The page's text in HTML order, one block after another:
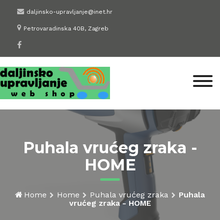
content
daljinsko-upravljanje@inet.hr
Petrovaradinska 40B, Zagreb
Puhala vrućeg zraka -
HOME
Home Home Puhala vrućeg zraka
Puhala
vrućeg zraka - HOME